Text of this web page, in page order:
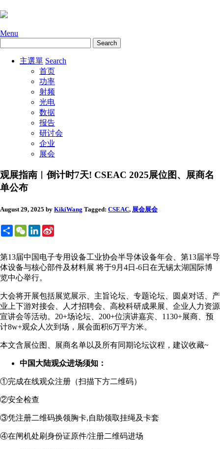
Menu
主選單 Search
首页
功率
射频
光电
数据
报告
研讨会
企业
展会
观展指南︱倒计时7天! CSEAC 2025展位图、展商名
单公布
August 29, 2025 by KikiWang Tagged: CSEAC, 展会展会
ShareWeChatLinkedIn
第13届中国电子专用设备工业协会半导体设备年会、第13届半导
体设备与核心部件及材料展 将于9月4日-6日在无锡太湖国际博
览中心举行。
大会将开展包括展览展示、主旨论坛、专题论坛、圆桌对话、产
业上下游对接会、人才招聘会、高校科研成果展、企业人力资源
宣讲会等活动。20+场论坛、200+位演讲嘉宾、1130+展商、预
计8w+观众人次到场，展会面积6万平方米。
本文含展位图、展商名单以及所有同期论坛议程，建议收藏~
中国大陆观众进场须知：
①完成在线观众注册（扫描下方二维码）
②安全检查
③凭注册二维码换领胸卡,自助领取挂绳及卡套
④在闸机处刷身份证原件/注册二维码进场